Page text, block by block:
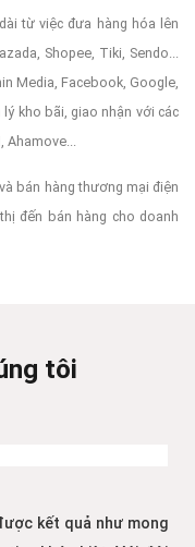
từ việc đưa hàng hóa lên
Shopee, Tiki, Sendo...
Media, Facebook, Google,
lý kho bãi, giao nhận với các
Ahamove...
bán hàng thương mại điện
đến bán hàng cho doanh
tôi
kết quả như mong